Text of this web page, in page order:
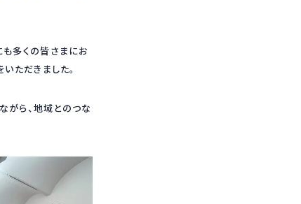
多くの皆さまにお
ただきました。
がら、地域とのつな